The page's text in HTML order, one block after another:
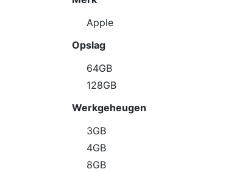
Apple
Opslag
64GB
128GB
Werkgeheugen
3GB
4GB
8GB